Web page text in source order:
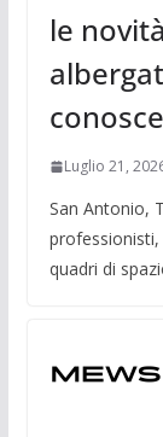
le
Luglio 21,
San Antonio,
professionisti,
quadri di